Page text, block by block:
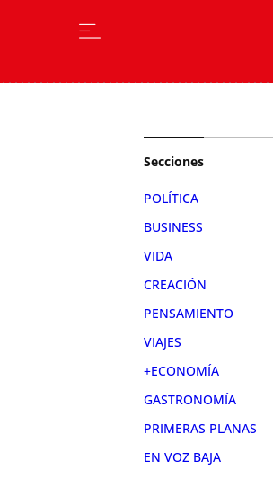
Secciones
POLÍTICA
BUSINESS
VIDA
CREACIÓN
PENSAMIENTO
VIAJES
+ECONOMÍA
GASTRONOMÍA
PRIMERAS PLANAS
EN VOZ BAJA